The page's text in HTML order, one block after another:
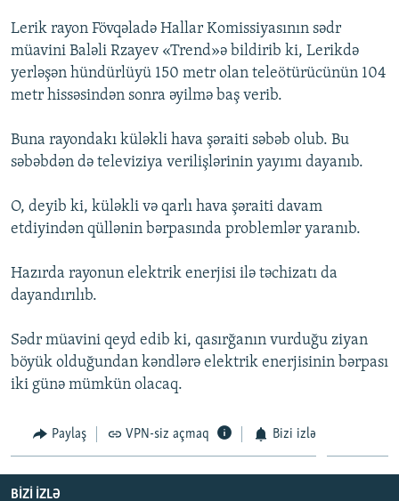
MULTIMEDIA
VIDEO
FOTOQALEREYA
KARIKATURA
RADIO ARXIV
OXU ZALI
İSLAM VƏ DEMOKRATIYA
HAQQIMIZDA
PEŞƏ ETIKASI VƏ JURNALISTIKA STANDARTLARIMIZ
AZADLIQRADIOSU MOBIL TELEFONUNUZDA
XƏBƏR BÜLLETENLƏRIMIZ
BIZI IZLƏ
RFE/RL-in bütün saytları
Lerik rayon Fövqəladə Hallar Komissiyasının sədr
müavini Baləli Rzayev «Trend»ə bildirib ki, Lerikdə
yerləşən hündürlüyü 150 metr olan teleötürücünün 104
metr hissəsindən sonra əyilmə baş verib.
Buna rayondakı küləkli hava şəraiti səbəb olub. Bu
səbəbdən də televiziya verilişlərinin yayımı dayanıb.
O, deyib ki, küləkli və qarlı hava şəraiti davam
etdiyindən qüllənin bərpasında problemlər yaranıb.
Hazırda rayonun elektrik enerjisi ilə təchizatı da
dayandırılıb.
Sədr müavini qeyd edib ki, qasırğanın vurduğu ziyan
böyük olduğundan kəndlərə elektrik enerjisinin bərpası
iki günə mümkün olacaq.
Paylaş VPN-siz açmaq Bizi izlə
BIZI IZLƏ